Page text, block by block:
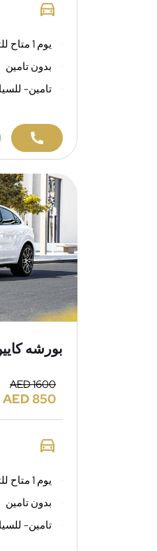
يوم 1 متاح للتاجير
بدون تامين
تامين-
بورشه كايين
AED 1600
AED 850
يوم 1 متاح للتاجير
بدون تامين
تامين-